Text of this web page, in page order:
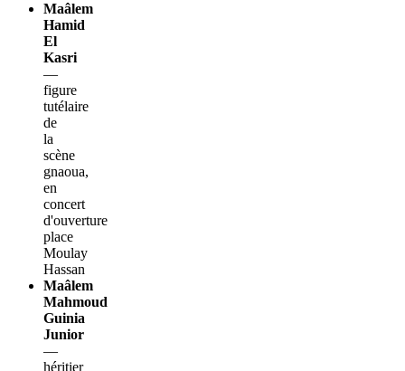
Maâlem
Hamid
El
Kasri
—
figure
tutélaire
de
la
scène
gnaoua,
en
concert
d'ouverture
place
Moulay
Hassan
Maâlem
Mahmoud
Guinia
Junior
—
héritier